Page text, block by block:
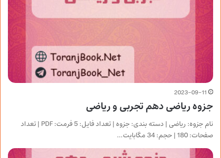
2023-09-11
جزوه ریاضی دهم تجربی و ریاضی
نام جزوه: ریاضی | دسته بندی: جزوه | تعداد فایل: 5 فرمت: PDF | تعداد
صفحات: 180 | حجم: 34 مگابایت…